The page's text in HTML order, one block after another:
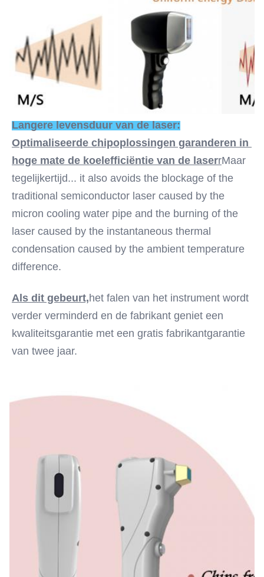
Langere levensduur van de laser:
Optimaliseerde chipoplossingen garanderen in
hoge mate de koelefficiëntie van de laserrMaar
tegelijkertijd... it also avoids the blockage of the
traditional semiconductor laser caused by the
micron cooling water pipe and the burning of the
laser caused by the instantaneous thermal
condensation caused by the ambient temperature
difference.
Als dit gebeurt,het falen van het instrument wordt
verder verminderd en de fabrikant geniet een
kwaliteitsgarantie met een gratis fabrikantgarantie
van twee jaar.